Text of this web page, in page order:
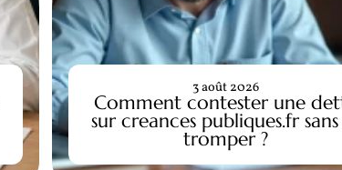
Comment contester une
sur creances publiques.fr sans
tromper ?
3 août 2026